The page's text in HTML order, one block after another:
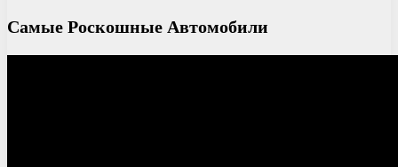
Самые Роскошные Автомобили